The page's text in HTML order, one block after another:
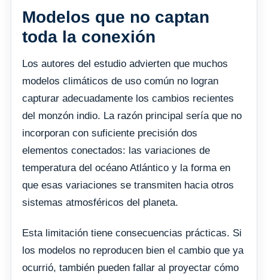
Modelos que no captan
toda la conexión
Los autores del estudio advierten que muchos
modelos climáticos de uso común no logran
capturar adecuadamente los cambios recientes
del monzón indio. La razón principal sería que no
incorporan con suficiente precisión dos
elementos conectados: las variaciones de
temperatura del océano Atlántico y la forma en
que esas variaciones se transmiten hacia otros
sistemas atmosféricos del planeta.
Esta limitación tiene consecuencias prácticas. Si
los modelos no reproducen bien el cambio que ya
ocurrió, también pueden fallar al proyectar cómo